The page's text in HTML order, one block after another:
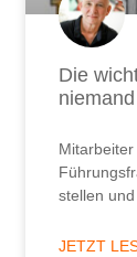
Die
stellen
JETZT